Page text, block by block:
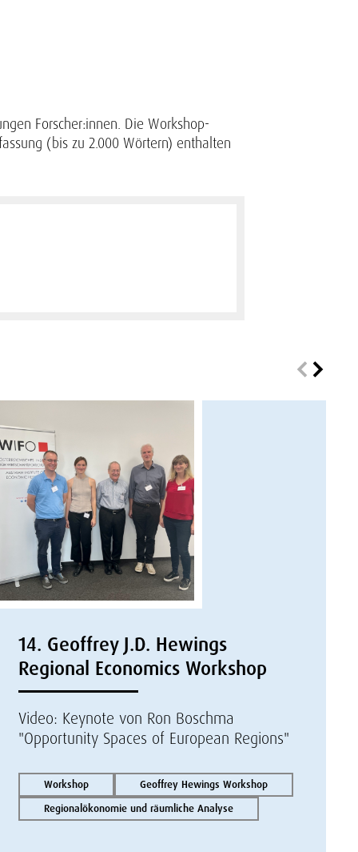
Forscher:innen. Die Workshop-
(bis zu 2.000 Wörtern) enthalten
14. Geoffrey J.D. Hewings
Regional Economics Workshop
Video: Keynote von Ron Boschma
"Opportunity Spaces of European Regions"
Workshop
Geoffrey Hewings Workshop
Regionalökonomie und räumliche Analyse